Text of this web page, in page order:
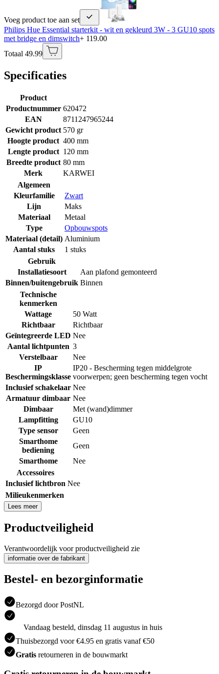
Voeg product toe aan set
Philips Hue Essential starterkit - wit en gekleurd 3W - 3 GU10 spots
met bridge en dimswitch+ 119.00
Totaal 49.99
Specificaties
Product
Productnummer 620472
EAN
8711247965244
Gewicht product 570 gr
Hoogte product 400 mm
Lengte product 120 mm
Breedte product 80 mm
Merk
KARWEI
Algemeen
Kleurfamilie
Zwart
Lijn
Maks
Materiaal
Metaal
Type
Opbouwspots
Materiaal (detail) Aluminium
Aantal stuks
1 stuks
Gebruik
Installatiesoort
Aan plafond gemonteerd
Binnen/buitengebruik Binnen
Technische
kenmerken
Wattage
50 Watt
Richtbaar
Richtbaar
Geïntegreerde LED Nee
Aantal lichtpunten 3
Verstelbaar
Nee
IP
Beschermingsklasse
IP20 - Bescherming tegen middelgrote
voorwerpen; geen bescherming tegen vocht
Inclusief schakelaar Nee
Armatuur dimbaar Nee
Dimbaar
Met (wand)dimmer
Lampfitting
GU10
Type sensor
Geen
Smarthome
bediening
Geen
Smarthome
Nee
Accessoires
Inclusief lichtbron Nee
Milieukenmerken
Lees meer
Productveiligheid
Verantwoordelijk voor productveiligheid zie
informatie over de fabrikant
Bestel- en bezorginformatie
Bezorgd door PostNL
Vandaag besteld, dinsdag 11 augustus in huis
Thuisbezorgd voor €4.95 en gratis vanaf €50
Gratis retourneren in de bouwmarkt